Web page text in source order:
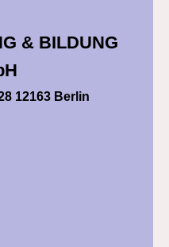
& BILDUNG
12163 Berlin